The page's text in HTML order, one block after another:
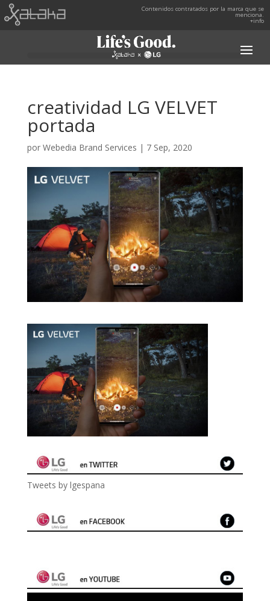
Contenidos contratados por la marca que se
menciona.
+info
creatividad LG VELVET
portada
por Webedia Brand Services | 7 Sep, 2020
Tweets by lgespana